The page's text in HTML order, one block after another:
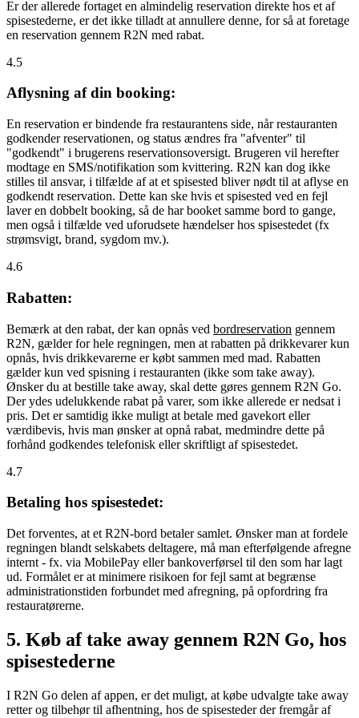
Er der allerede fortaget en almindelig reservation direkte hos et af
spisestederne, er det ikke tilladt at annullere denne, for så at foretage
en reservation gennem R2N med rabat.
4.5
Aflysning af din booking:
En reservation er bindende fra restaurantens side, når restauranten
godkender reservationen, og status ændres fra "afventer" til
"godkendt" i brugerens reservationsoversigt. Brugeren vil herefter
modtage en SMS/notifikation som kvittering. R2N kan dog ikke
stilles til ansvar, i tilfælde af at et spisested bliver nødt til at aflyse en
godkendt reservation. Dette kan ske hvis et spisested ved en fejl
laver en dobbelt booking, så de har booket samme bord to gange,
men også i tilfælde ved uforudsete hændelser hos spisestedet (fx
strømsvigt, brand, sygdom mv.).
4.6
Rabatten:
Bemærk at den rabat, der kan opnås ved bordreservation gennem
R2N, gælder for hele regningen, men at rabatten på drikkevarer kun
opnås, hvis drikkevarerne er købt sammen med mad. Rabatten
gælder kun ved spisning i restauranten (ikke som take away).
Ønsker du at bestille take away, skal dette gøres gennem R2N Go.
Der ydes udelukkende rabat på varer, som ikke allerede er nedsat i
pris. Det er samtidig ikke muligt at betale med gavekort eller
værdibevis, hvis man ønsker at opnå rabat, medmindre dette på
forhånd godkendes telefonisk eller skriftligt af spisestedet.
4.7
Betaling hos spisestedet:
Det forventes, at et R2N-bord betaler samlet. Ønsker man at fordele
regningen blandt selskabets deltagere, må man efterfølgende afregne
internt - fx. via MobilePay eller bankoverførsel til den som har lagt
ud. Formålet er at minimere risikoen for fejl samt at begrænse
administrationstiden forbundet med afregning, på opfordring fra
restauratørerne.
5. Køb af take away gennem R2N Go, hos
spisestederne
I R2N Go delen af appen, er det muligt, at købe udvalgte take away
retter og tilbehør til afhentning, hos de spisesteder der fremgår af